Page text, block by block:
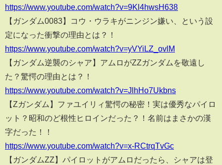
https://www.youtube.com/watch?v=9Kl4hwsH638
【ガンダム0083】コウ・ウラキがニンジン嫌い、という設
定になった衝撃の理由とは？！
https://www.youtube.com/watch?v=yVYiLZ_ovlM
【ガンダム逆襲のシャア】アムロがZZガンダムを敬遠し
た？驚愕の理由とは？！
https://www.youtube.com/watch?v=JlhHo7Ukbns
【Zガンダム】ファユイリィ驚愕の秘密！実は優秀なパイロ
ット？昭和のど根性ヒロインだった？！名前はまさかの漢
字だった！！
https://www.youtube.com/watch?v=x-RCtrqTvGc
【ガンダムZZ】パイロットがアムロだったら、シャアは登